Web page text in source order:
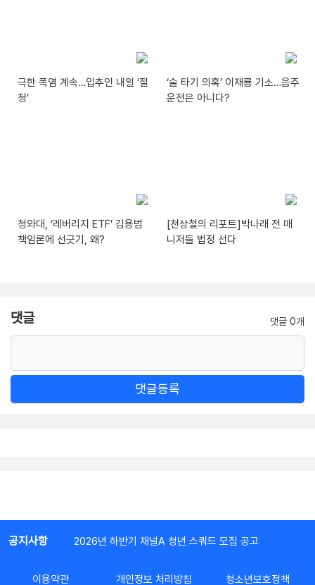
극한 폭염 계속…입추인 내일 ‘절
정’
‘술 타기 의혹’ 이재룡 기소…음주
운전은 아니다?
청와대, ‘레버리지 ETF’ 김용범
책임론에 선긋기, 왜?
[천상철의 리포트]박나래 전 매
니저들 법정 선다
댓글 댓글 0개
댓글등록
공지사항 2026년 하반기 채널A 청년 스쿼드 모집 공고
이용약관 개인정보 처리방침 청소년보호정책